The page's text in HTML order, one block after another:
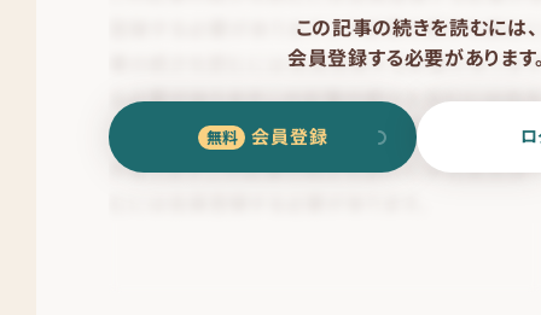
この記事の続きを読むには、
会員登録する必要があります
会員登録